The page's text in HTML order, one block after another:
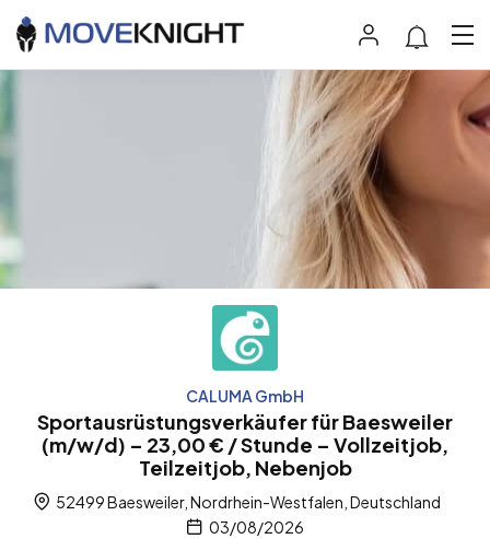
CALUMA GmbH
Sportausrüstungsverkäufer für Baesweiler
(m/w/d) – 23,00 € / Stunde – Vollzeitjob,
Teilzeitjob, Nebenjob
52499 Baesweiler, Nordrhein-Westfalen, Deutschland
03/08/2026